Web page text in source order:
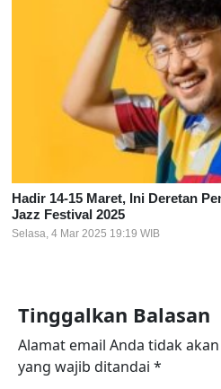
Hadir 14-15 Maret, Ini Deretan
Jazz Festival 2025
Selasa, 4 Mar 2025 19:19 WIB
Tinggalkan Balasan
Alamat email Anda tidak
yang wajib ditandai *